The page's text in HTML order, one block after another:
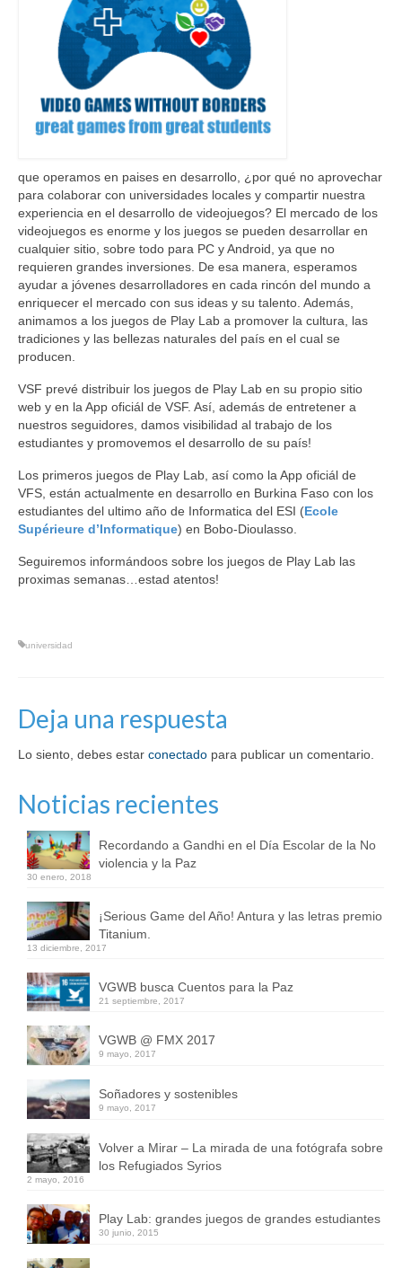
[ Yourope Game Challenge ]
[ Festival ART’DOUGOU ]
Community
News
que operamos en paises en desarrollo, ¿por qué no aprovechar
para colaborar con universidades locales y compartir nuestra
experiencia en el desarrollo de videojuegos? El mercado de los
videojuegos es enorme y los juegos se pueden desarrollar en
cualquier sitio, sobre todo para PC y Android, ya que no
requieren grandes inversiones. De esa manera, esperamos
ayudar a jóvenes desarrolladores en cada rincón del mundo a
enriquecer el mercado con sus ideas y su talento. Además,
animamos a los juegos de Play Lab a promover la cultura, las
tradiciones y las bellezas naturales del país en el cual se
producen.
VSF prevé distribuir los juegos de Play Lab en su propio sitio
web y en la App oficiál de VSF. Así, además de entretener a
nuestros seguidores, damos visibilidad al trabajo de los
estudiantes y promovemos el desarrollo de su país!
Los primeros juegos de Play Lab, así como la App oficiál de
VFS, están actualmente en desarrollo en Burkina Faso con los
estudiantes del ultimo año de Informatica del ESI (Ecole
Supérieure d’Informatique) en Bobo-Dioulasso.
Seguiremos informándoos sobre los juegos de Play Lab las
proximas semanas…estad atentos!
universidad
Deja una respuesta
Lo siento, debes estar conectado para publicar un comentario.
Noticias recientes
Recordando a Gandhi en el Día Escolar de la No
violencia y la Paz
30 enero, 2018
¡Serious Game del Año! Antura y las letras premio
Titanium.
13 diciembre, 2017
VGWB busca Cuentos para la Paz
21 septiembre, 2017
VGWB @ FMX 2017
9 mayo, 2017
Soñadores y sostenibles
9 mayo, 2017
Volver a Mirar – La mirada de una fotógrafa sobre
los Refugiados Syrios
2 mayo, 2016
Play Lab: grandes juegos de grandes estudiantes
30 junio, 2015